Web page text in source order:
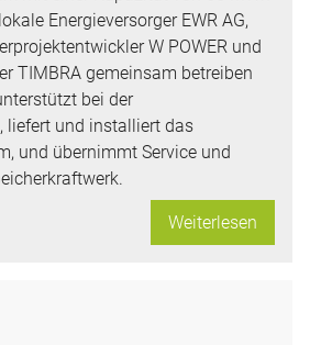
Energieversorger EWR AG,
W POWER und
TIMBRA gemeinsam betreiben
bei der
liefert und installiert das
und übernimmt Service und
Weiterlesen